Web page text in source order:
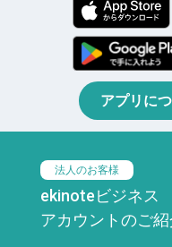
アプリに
法人のお客様
ekinoteビジネス
アカウントのご紹